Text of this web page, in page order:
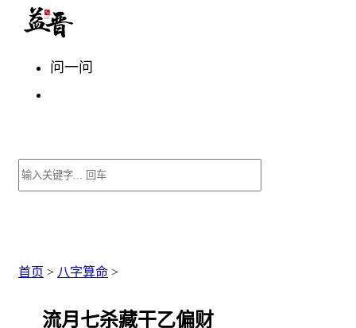
问一问
首页 > 八字算命 >
流月七杀藏干乙偏财